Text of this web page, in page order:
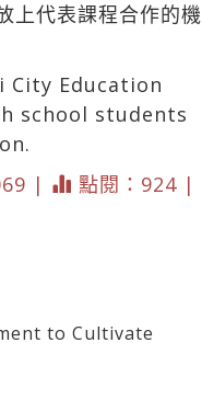
上代表課程合作的機
City Education
school students
|
點閱：924 |
to Cultivate